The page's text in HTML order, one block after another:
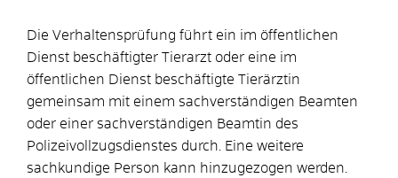
Die Verhaltensprüfung führt ein im öffentlichen
Dienst beschäftigter Tierarzt oder eine im
öffentlichen Dienst beschäftigte Tierärztin
gemeinsam mit einem sachverständigen Beamten
oder einer sachverständigen Beamtin des
Polizeivollzugsdienstes durch. Eine weitere
sachkundige Person kann hinzugezogen werden.